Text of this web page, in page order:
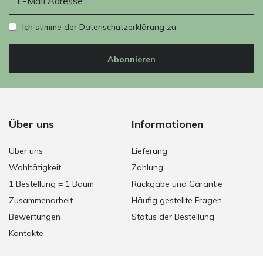
Ich stimme der Datenschutzerklärung zu.
Abonnieren
Über uns
Über uns
Wohltätigkeit
1 Bestellung = 1 Baum
Zusammenarbeit
Bewertungen
Kontakte
Informationen
Lieferung
Zahlung
Rückgabe und Garantie
Häufig gestellte Fragen
Status der Bestellung